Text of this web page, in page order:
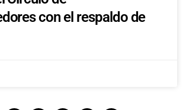
con el respaldo de